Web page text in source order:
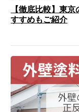
【徹底比較】東
すすめもご紹介